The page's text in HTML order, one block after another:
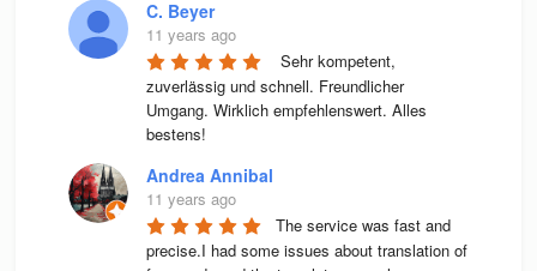
C. Beyer
11 years ago
Sehr kompetent,
zuverlässig und schnell. Freundlicher
Umgang. Wirklich empfehlenswert. Alles
bestens!
Andrea Annibal
11 years ago
The service was fast and
precise.I had some issues about translation of